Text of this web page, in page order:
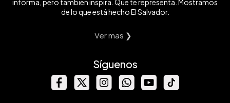
informa, pero también inspira. Que te representa. Mostramos
de lo que está hecho El Salvador.
Ver mas ❯
Síguenos